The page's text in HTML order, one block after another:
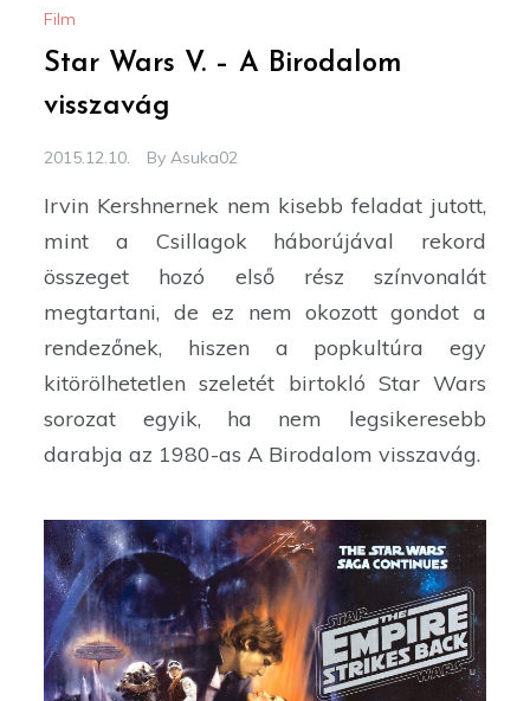
Film
Star Wars V. – A Birodalom
visszavág
2015.12.10. ByAsuka02
Irvin Kershnernek nem kisebb feladat jutott,
mint a Csillagok háborújával rekord
összeget hozó első rész színvonalát
megtartani, de ez nem okozott gondot a
rendezőnek, hiszen a popkultúra egy
kitörölhetetlen szeletét birtokló Star Wars
sorozat egyik, ha nem legsikeresebb
darabja az 1980-as A Birodalom visszavág.